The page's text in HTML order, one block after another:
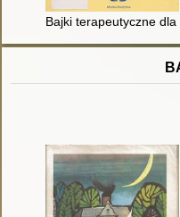
Bajki terapeutyczne dla